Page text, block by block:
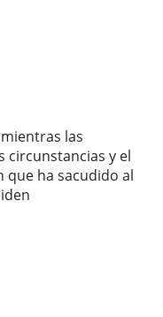
las
circunstancias y el
que ha sacudido al